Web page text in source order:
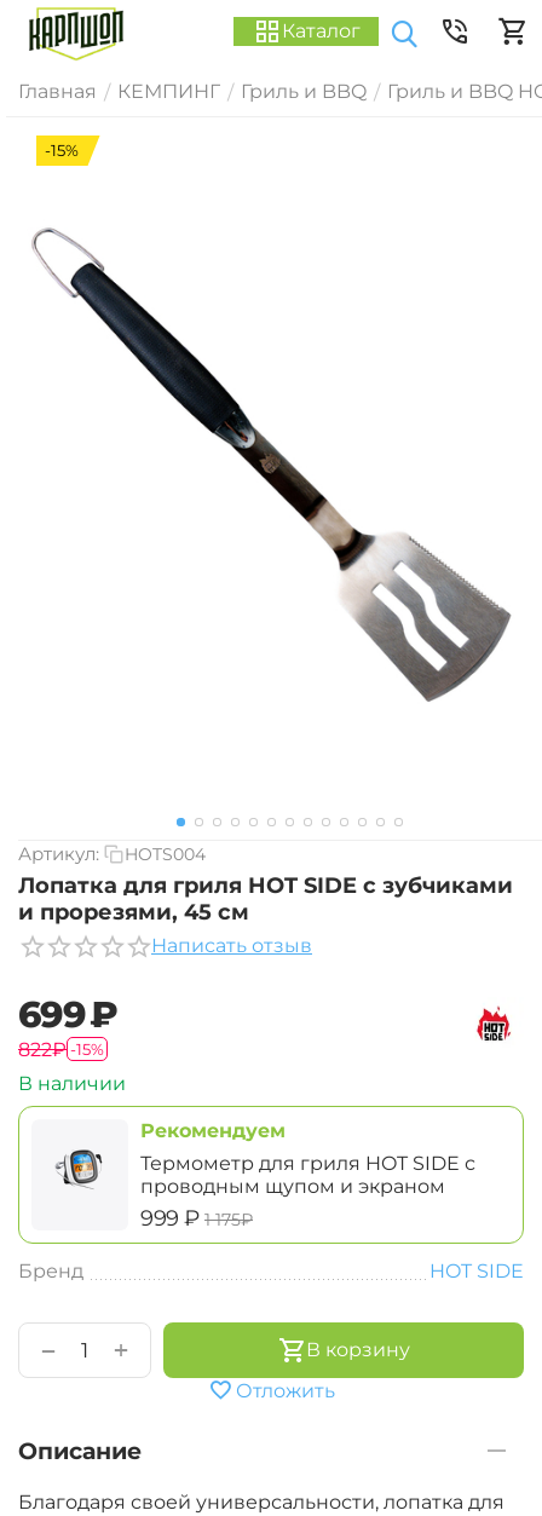
Каталог
Главная / КЕМПИНГ / Гриль и BBQ / Гриль и BBQ
-15%
Артикул: HOTS004
Лопатка для гриля HOT SIDE с зубчиками
и прорезями, 45 см
Написать отзыв
‍699‍₽
‍822‍₽-15%
В наличии
Рекомендуем
Термометр для гриля HOT SIDE с
проводным щупом и экраном
‍999‍ ₽ ‍1 175‍₽
Бренд HOT SIDE
+
−
В корзину
Отложить
Описание
Благодаря своей универсальности, лопатка для